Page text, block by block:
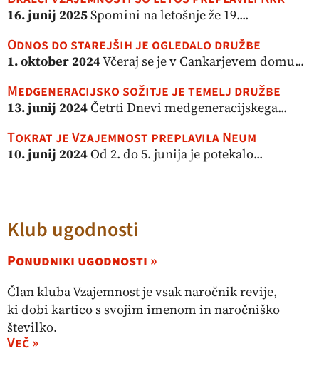
16. junij 2025Spomini na letošnje že 19....
Odnos do starejših je ogledalo družbe
1. oktober 2024Včeraj se je v Cankarjevem domu...
Medgeneracijsko sožitje je temelj družbe
13. junij 2024Četrti Dnevi medgeneracijskega...
Tokrat je Vzajemnost preplavila Neum
10. junij 2024Od 2. do 5. junija je potekalo...
Klub ugodnosti
Ponudniki ugodnosti »
Član kluba Vzajemnost je vsak naročnik revije,
ki dobi kartico s svojim imenom in naročniško
številko.
Več »